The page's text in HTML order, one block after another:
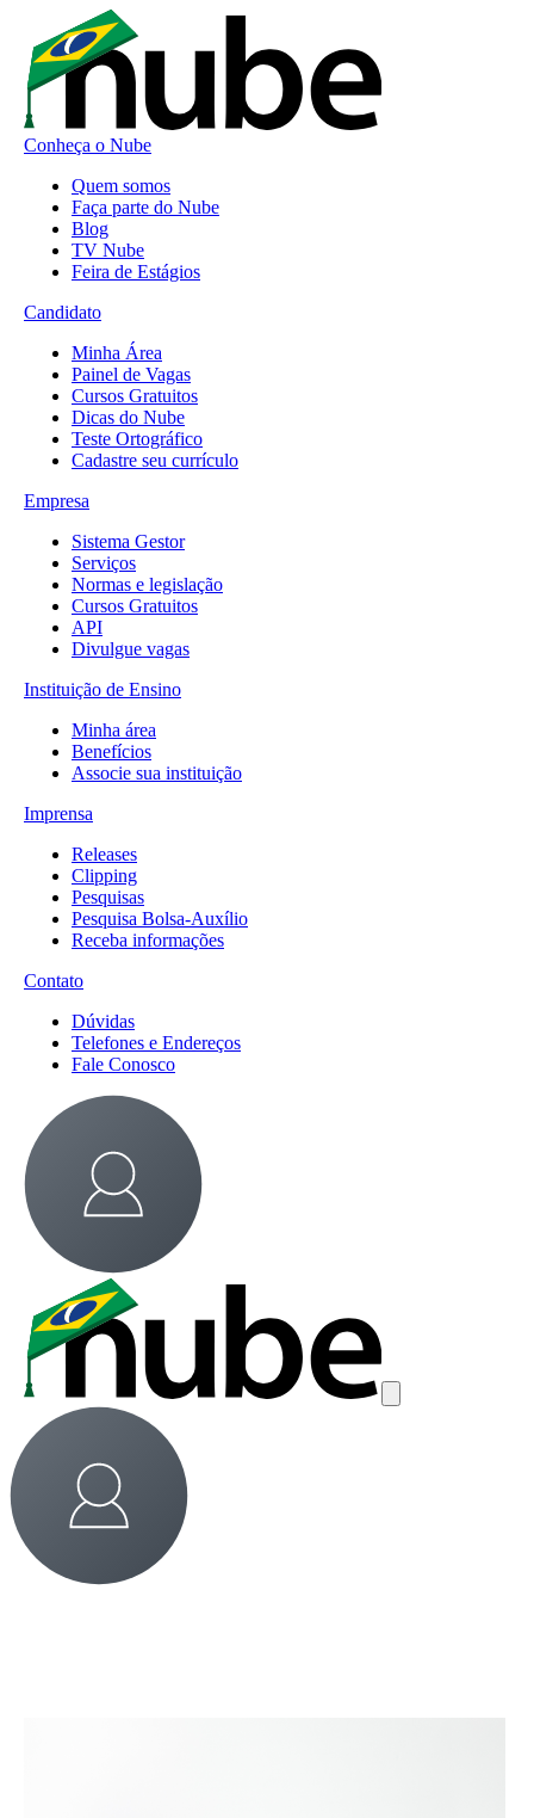
Conheça o Nube
Quem somos
Faça parte do Nube
Blog
TV Nube
Feira de Estágios
Candidato
Minha Área
Painel de Vagas
Cursos Gratuitos
Dicas do Nube
Teste Ortográfico
Cadastre seu currículo
Empresa
Sistema Gestor
Serviços
Normas e legislação
Cursos Gratuitos
API
Divulgue vagas
Instituição de Ensino
Minha área
Benefícios
Associe sua instituição
Imprensa
Releases
Clipping
Pesquisas
Pesquisa Bolsa-Auxílio
Receba informações
Contato
Dúvidas
Telefones e Endereços
Fale Conosco